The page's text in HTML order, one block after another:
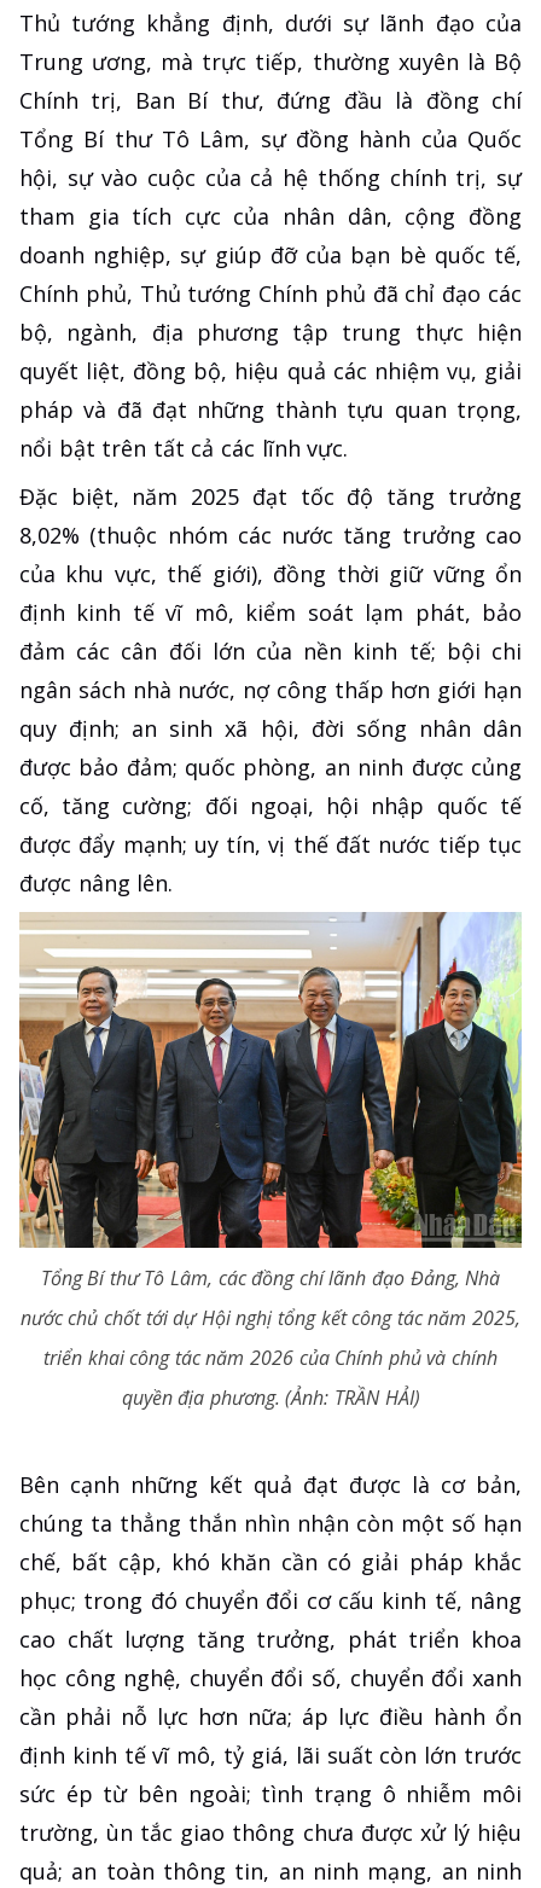
Thủ tướng khẳng định, dưới sự lãnh đạo của
Trung ương, mà trực tiếp, thường xuyên là Bộ
Chính trị, Ban Bí thư, đứng đầu là đồng chí
Tổng Bí thư Tô Lâm, sự đồng hành của Quốc
hội, sự vào cuộc của cả hệ thống chính trị, sự
tham gia tích cực của nhân dân, cộng đồng
doanh nghiệp, sự giúp đỡ của bạn bè quốc tế,
Chính phủ, Thủ tướng Chính phủ đã chỉ đạo các
bộ, ngành, địa phương tập trung thực hiện
quyết liệt, đồng bộ, hiệu quả các nhiệm vụ, giải
pháp và đã đạt những thành tựu quan trọng,
nổi bật trên tất cả các lĩnh vực.
Đặc biệt, năm 2025 đạt tốc độ tăng trưởng
8,02% (thuộc nhóm các nước tăng trưởng cao
của khu vực, thế giới), đồng thời giữ vững ổn
định kinh tế vĩ mô, kiểm soát lạm phát, bảo
đảm các cân đối lớn của nền kinh tế; bội chi
ngân sách nhà nước, nợ công thấp hơn giới hạn
quy định; an sinh xã hội, đời sống nhân dân
được bảo đảm; quốc phòng, an ninh được củng
cố, tăng cường; đối ngoại, hội nhập quốc tế
được đẩy mạnh; uy tín, vị thế đất nước tiếp tục
được nâng lên.
Tổng Bí thư Tô Lâm, các đồng chí lãnh đạo Đảng, Nhà
nước chủ chốt tới dự Hội nghị tổng kết công tác năm 2025,
triển khai công tác năm 2026 của Chính phủ và chính
quyền địa phương. (Ảnh: TRẦN HẢI)
Bên cạnh những kết quả đạt được là cơ bản,
chúng ta thẳng thắn nhìn nhận còn một số hạn
chế, bất cập, khó khăn cần có giải pháp khắc
phục; trong đó chuyển đổi cơ cấu kinh tế, nâng
cao chất lượng tăng trưởng, phát triển khoa
học công nghệ, chuyển đổi số, chuyển đổi xanh
cần phải nỗ lực hơn nữa; áp lực điều hành ổn
định kinh tế vĩ mô, tỷ giá, lãi suất còn lớn trước
sức ép từ bên ngoài; tình trạng ô nhiễm môi
trường, ùn tắc giao thông chưa được xử lý hiệu
quả; an toàn thông tin, an ninh mạng, an ninh